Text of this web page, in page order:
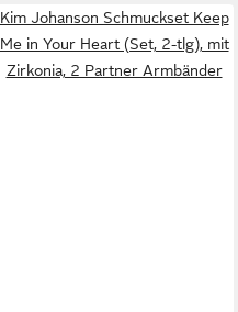
Kim Johanson Schmuckset Keep
Me in Your Heart (Set, 2-tlg), mit
Zirkonia, 2 Partner Armbänder